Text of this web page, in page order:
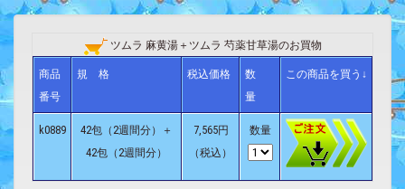
ツムラ 麻黄湯＋ツムラ 芍薬甘草湯のお買物
商品
番号
規 格 税込価格
数
量
この商品を買う↓
k0889
42包（2週間分）＋
42包（2週間分）
7,565円
（税込）
数量